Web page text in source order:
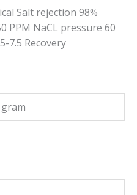
Salt rejection 98%
PPM NaCL pressure 60
7.5 Recovery